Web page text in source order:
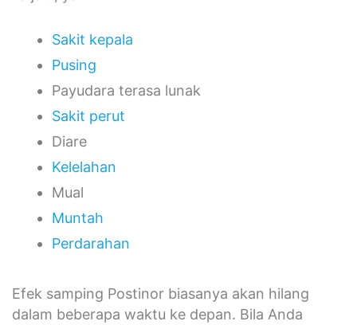
Sakit kepala
Pusing
Payudara terasa lunak
Sakit perut
Diare
Kelelahan
Mual
Muntah
Perdarahan
Efek samping Postinor biasanya akan hilang
dalam beberapa waktu ke depan. Bila Anda